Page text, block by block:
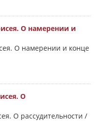
О намерении и
О намерении и конце
О
О рассудительности /